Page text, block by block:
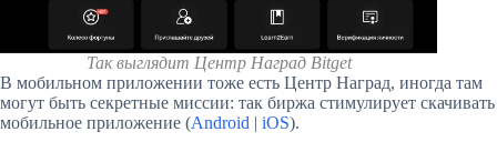
Так выглядит Центр Наград Bitget
В мобильном приложении тоже есть Центр Наград, иногда там
могут быть секретные миссии: так биржа стимулирует скачивать
мобильное приложение (Android | iOS).